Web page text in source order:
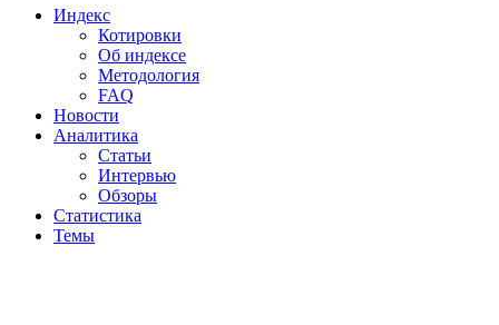
Индекс
Котировки
Об индексе
Методология
FAQ
Новости
Аналитика
Статьи
Интервью
Обзоры
Статистика
Темы